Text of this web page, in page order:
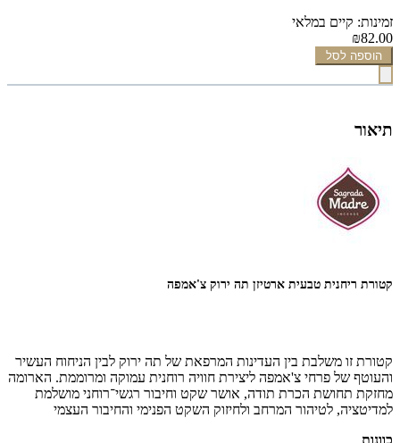
זמינות: קיים במלאי
₪82.00
הוספה לסל
תיאור
קטורת ריחנית טבעית ארטיזן תה ירוק צ'אמפה
קטורת זו משלבת בין העדינות המרפאת של תה ירוק לבין הניחוח העשיר
והעוטף של פרחי צ'אמפה ליצירת חוויה רוחנית עמוקה ומרוממת. הארומה
מחזקת תחושת הכרת תודה, אושר שקט וחיבור רגשי־רוחני מושלמת
למדיטציה, לטיהור המרחב ולחיזוק השקט הפנימי והחיבור העצמי